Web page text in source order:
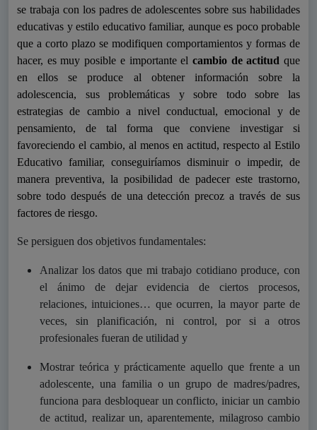
se trabaja con los padres de adolescentes sobre sus habilidades
educativas y estilo educativo familiar, aunque es poco probable
que a corto plazo se modifiquen comportamientos y formas de
hacer, es muy posible e importante el cambio de actitud que
en ellos se produce al obtener información sobre la
adolescencia, sus problemáticas y sobre todo sobre las
estrategias de cambio a nivel conductual, emocional y de
pensamiento, de tal forma que conviene investigar si
favoreciendo el cambio, al menos en actitud, respecto al Estilo
Educativo familiar, conseguiríamos disminuir o impedir, de
manera preventiva, la posibilidad de padecer este trastorno,
sobre todo después de una detección precoz a través de sus
factores de riesgo.
Se persiguen dos objetivos fundamentales:
Analizar los datos que mi trabajo cotidiano produce, con
el ánimo de dejar evidencia de ciertos procesos,
relaciones, intuiciones… que ocurren, la mayor parte de
veces, sin planificación, ni control, por si a otros
profesionales fueran de utilidad y
Mostrar teórica y prácticamente aquello que frente a un
adolescente, una familia o un grupo de madres/padres,
funciona para desbloquear un conflicto, iniciar un cambio
de actitud, realizar un, aparentemente, milagroso cambio